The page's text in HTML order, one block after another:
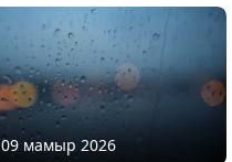
09 мамыр 2026